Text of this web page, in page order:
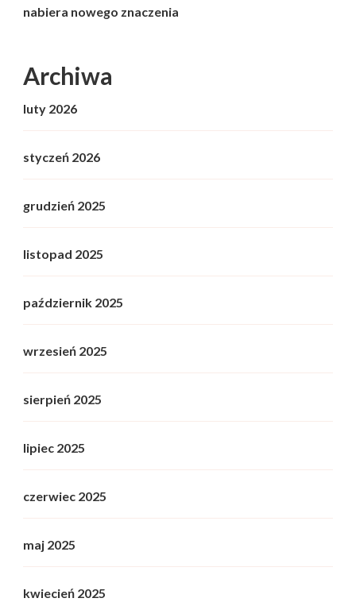
nabiera nowego znaczenia
Archiwa
luty 2026
styczeń 2026
grudzień 2025
listopad 2025
październik 2025
wrzesień 2025
sierpień 2025
lipiec 2025
czerwiec 2025
maj 2025
kwiecień 2025